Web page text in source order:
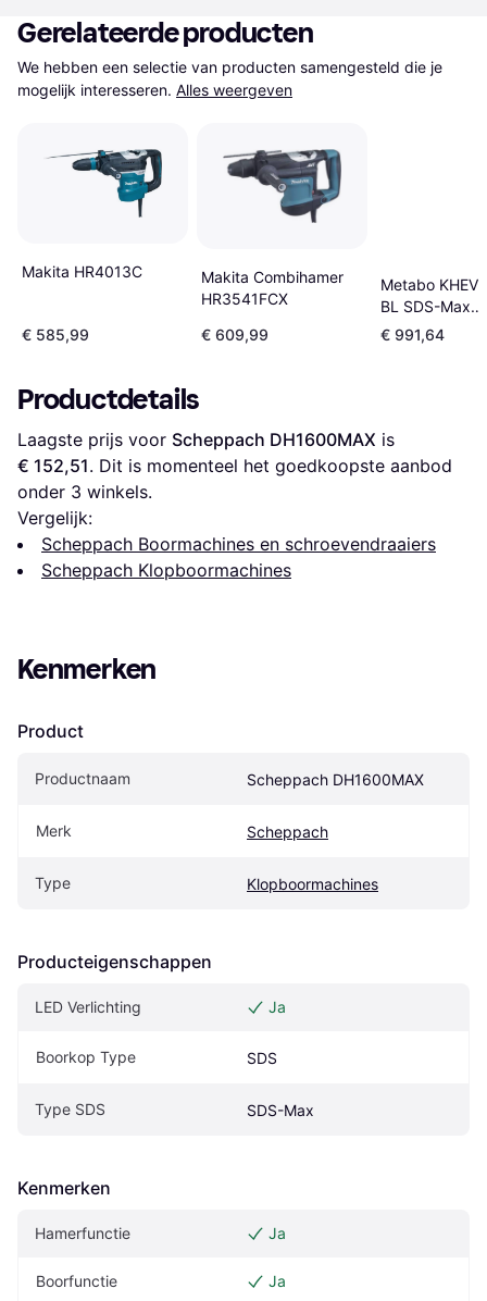
Gerelateerde producten
We hebben een selectie van producten samengesteld die je
mogelijk interesseren. Alles weergeven
Makita HR4013C
€ 585,99
Makita Combihamer
HR3541FCX
€ 609,99
Metabo KHEV
BL SDS-Max
Combihamer
18,8J
€ 991,64
Productdetails
Laagste prijs voor Scheppach DH1600MAX
€ 152,51. Dit is momenteel het goedkoopste aanbod
onder 3 winkels.
Vergelijk:
Scheppach Boormachines en schroevendraaiers
Scheppach Klopboormachines
Kenmerken
Product
Productnaam Scheppach DH1600MAX
Merk Scheppach
Type Klopboormachines
Producteigenschappen
LED Verlichting Ja
Boorkop Type SDS
Type SDS SDS-Max
Kenmerken
Hamerfunctie Ja
Boorfunctie Ja